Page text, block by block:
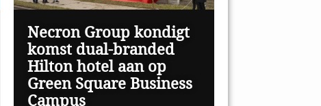
Necron Group kondigt
komst dual-branded
Hilton hotel aan op
Green Square Business
Campus